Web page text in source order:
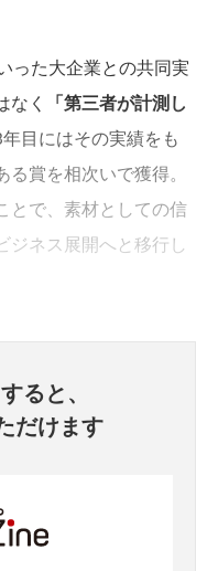
った大企業との共同実
なく
「第三者が計測し
目にはその実績をも
賞を相次いで獲得。
とで、素材としての信
ジネス展開へと移行し
すると、
だけます